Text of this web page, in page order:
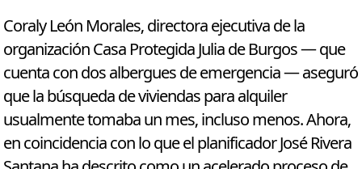
Coraly León Morales, directora ejecutiva de la
organización Casa Protegida Julia de Burgos — que
cuenta con dos albergues de emergencia — aseguró
que la búsqueda de viviendas para alquiler
usualmente tomaba un mes, incluso menos. Ahora,
en coincidencia con lo que el planificador José Rivera